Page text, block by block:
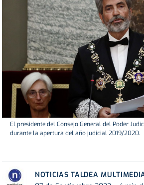
El presidente del Consejo General del Poder
durante la apertura del año judicial 2019/2020.
NOTICIAS TALDEA